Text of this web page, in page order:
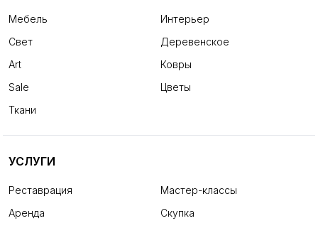
Мебель
Интерьер
Свет
Деревенское
Art
Ковры
Sale
Цветы
Ткани
УСЛУГИ
Реставрация
Мастер-классы
Аренда
Скупка